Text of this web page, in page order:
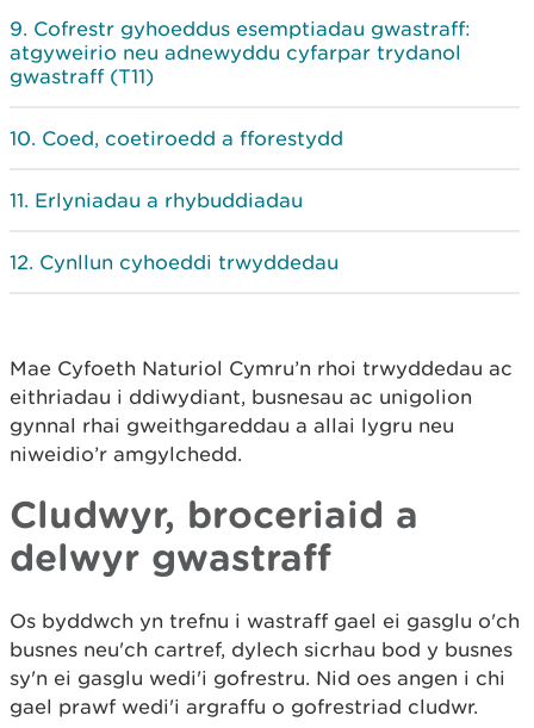
Cofrestr gyhoeddus esemptiadau gwastraff:
atgyweirio neu adnewyddu cyfarpar trydanol
gwastraff (T11)
Coed, coetiroedd a fforestydd
Erlyniadau a rhybuddiadau
Cynllun cyhoeddi trwyddedau
Mae Cyfoeth Naturiol Cymru’n rhoi trwyddedau ac
eithriadau i ddiwydiant, busnesau ac unigolion
gynnal rhai gweithgareddau a allai lygru neu
niweidio’r amgylchedd.
Cludwyr, broceriaid a
delwyr gwastraff
Os byddwch yn trefnu i wastraff gael ei gasglu o'ch
busnes neu'ch cartref, dylech sicrhau bod y busnes
sy'n ei gasglu wedi'i gofrestru. Nid oes angen i chi
gael prawf wedi'i argraffu o gofrestriad cludwr.